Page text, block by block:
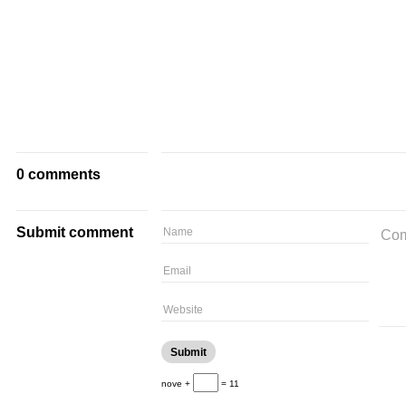
0 comments
Submit comment
nove + = 11